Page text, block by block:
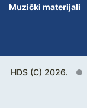
Muzički materijali
HDS (C) 2026.